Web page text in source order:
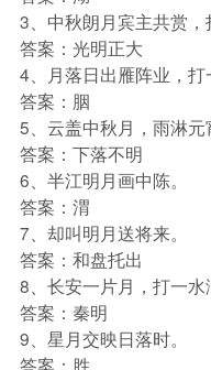
3、中秋朗月宾主共赏，
答案：光明正大
4、月落日出雁阵业，打
答案：胭
5、云盖中秋月，雨淋元
答案：下落不明
6、半江明月画中陈。
答案：渭
7、却叫明月送将来。
答案：和盘托出
8、长安一片月，打一水
答案：秦明
9、星月交映日落时。
答案：胜